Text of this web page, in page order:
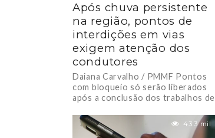
Após chuva persistente
na região, pontos de
interdições em vias
exigem atenção dos
condutores
Daiana Carvalho / PMMF Pontos
com bloqueio só serão liberados
após a conclusão dos trabalhos de
impactos gerados...
43.3 mil